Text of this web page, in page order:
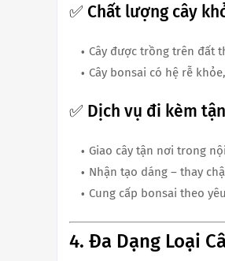
✅ Chất lượng cây
Cây được trồng trên đất
Cây bonsai có hệ rễ
✅ Dịch vụ đi kèm
Giao cây tận nơi trong
Nhận tạo dáng – thay
Cung cấp bonsai theo
4. Đa Dạng Loại